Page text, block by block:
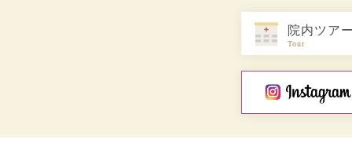
院内ツア
Tour